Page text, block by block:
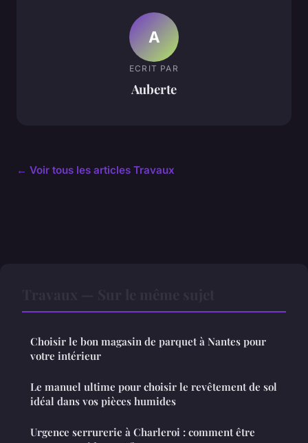
A
ECRIT PAR
Auberte
← Voir tous les articles Travaux
Choisir le bon magasin de parquet à Nantes pour
votre intérieur
Le manuel ultime pour choisir le revêtement de sol
idéal dans vos pièces humides
Urgence serrurerie à Charleroi : comment être